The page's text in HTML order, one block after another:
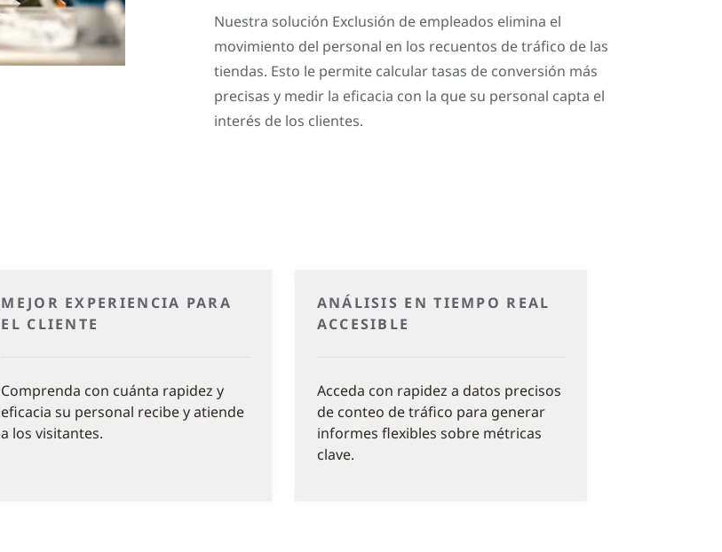
Nuestra solución Exclusión de empleados elimina el
movimiento del personal en los recuentos de tráfico de las
tiendas. Esto le permite calcular tasas de conversión más
precisas y medir la eficacia con la que su personal capta el
interés de los clientes.
MEJOR EXPERIENCIA PARA
EL CLIENTE
Comprenda con cuánta rapidez y
eficacia su personal recibe y atiende
a los visitantes.
ANÁLISIS EN TIEMPO REAL
ACCESIBLE
Acceda con rapidez a datos precisos
de conteo de tráfico para generar
informes flexibles sobre métricas
clave.